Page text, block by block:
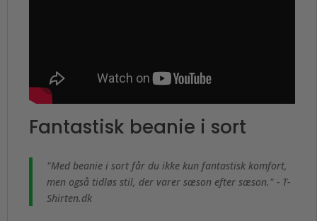
Fantastisk beanie i sort
"Med beanie i sort får du ikke kun fantastisk komfort,
men også tidløs stil, der varer sæson efter sæson." - T-
Shirten.dk